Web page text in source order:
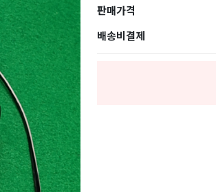
판매가격
배송비결제